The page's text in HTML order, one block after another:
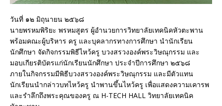
วันที่ ๑๒ มิถุนายน ๒๕๖๘
นายพรหมพิริยะ พรหมสูตร ผู้อำนวยการวิทยาลัยเทคนิคหัวตะพาน
พร้อมคณะผู้บริหาร ครู และบุคลากรทางการศึกษา นำนักเรียน
นักศึกษา จัดกิจกรรมพิธีไหว้ครู บวงสรวงองค์พระวิษณุกรรม และ
มอบเกียรติบัตรแก่นักเรียนนักศึกษา ประจำปีการศึกษา ๒๕๖๘
ภายในกิจกรรมมีพิธีบวงสรวงองค์พระวิษณุกรรม และมีตัวแทน
นักเรียนนำกล่าวบทไหว้ครู นำพานขึ้นไหว้ครู เพื่อแสดงความเคารพ
และรำลึกถึงพระคุณของครู ณ H-TECH HALL วิทยาลัยเทคนิค